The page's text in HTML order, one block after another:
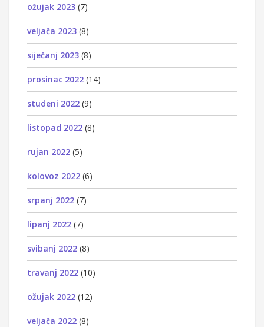
ožujak 2023 (7)
veljača 2023 (8)
siječanj 2023 (8)
prosinac 2022 (14)
studeni 2022 (9)
listopad 2022 (8)
rujan 2022 (5)
kolovoz 2022 (6)
srpanj 2022 (7)
lipanj 2022 (7)
svibanj 2022 (8)
travanj 2022 (10)
ožujak 2022 (12)
veljača 2022 (8)